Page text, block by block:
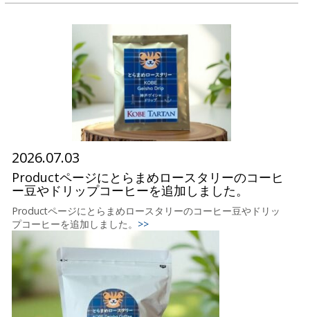
2026.07.03
Productページにとらまめロースタリーのコーヒ
ー豆やドリップコーヒーを追加しました。
Productページにとらまめロースタリーのコーヒー豆やドリッ
プコーヒーを追加しました。 >>